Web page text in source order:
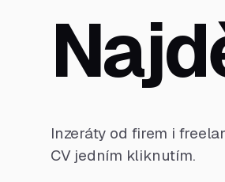
Inzeráty od firem i
CV jedním kliknutím.